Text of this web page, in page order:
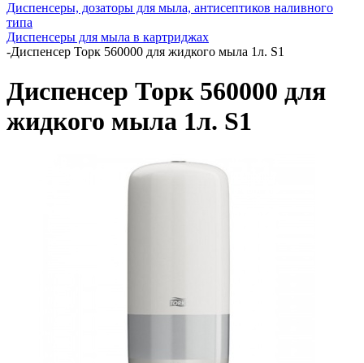
Диспенсеры, дозаторы для мыла, антисептиков наливного
типа
Диспенсеры для мыла в картриджах
-Диспенсер Торк 560000 для жидкого мыла 1л. S1
Диспенсер Торк 560000 для
жидкого мыла 1л. S1